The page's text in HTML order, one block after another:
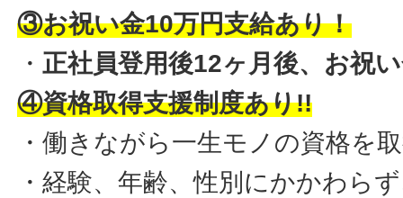
③お祝い金10万円支給あり！
・正社員登用後12ヶ月後、お祝
④資格取得支援制度あり!!
・働きながら一生モノの資格を
・経験、年齢、性別にかかわら